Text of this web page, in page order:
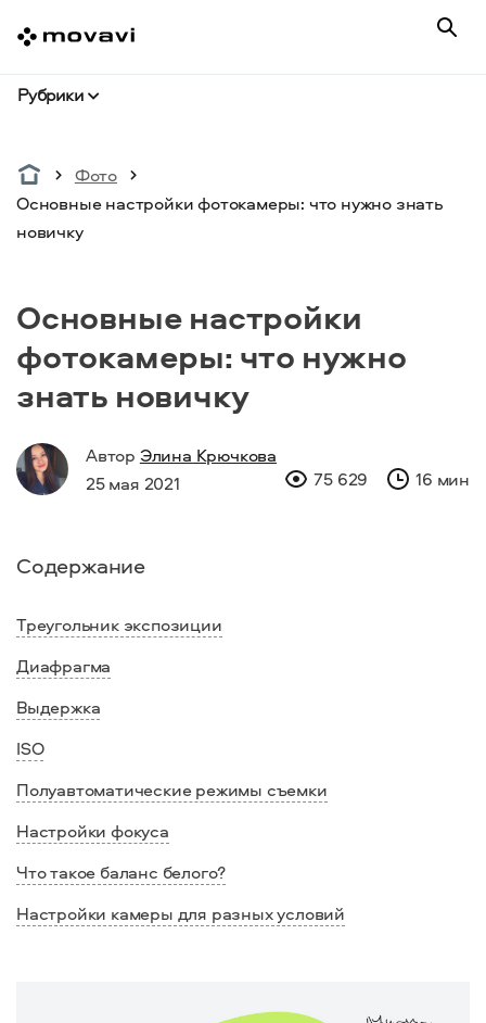
Рубрики
Фото
Основные настройки фотокамеры: что нужно знать
новичку
Основные настройки
фотокамеры: что нужно
знать новичку
Автор Элина Крючкова
25 мая 2021
75 629 16 мин
Содержание
Треугольник экспозиции
Диафрагма
Выдержка
ISO
Полуавтоматические режимы съемки
Настройки фокуса
Что такое баланс белого?
Настройки камеры для разных условий